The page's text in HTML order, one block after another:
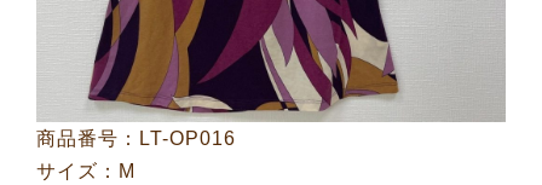
商品番号：LT-OP016
サイズ：M